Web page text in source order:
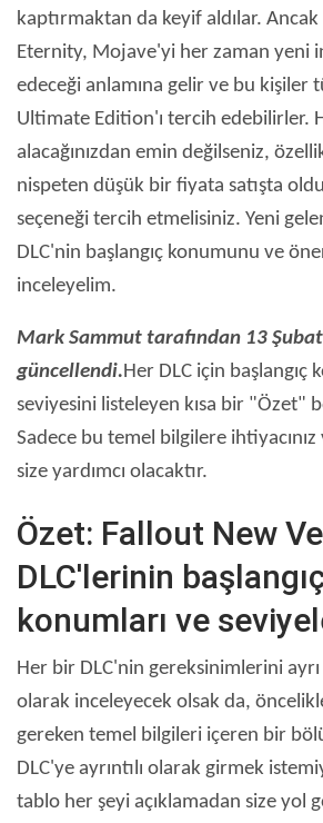
kaptırmaktan da keyif aldılar.
Eternity, Mojave'yi her zaman yeni
edeceği anlamına gelir ve bu kişiler
Ultimate Edition'ı tercih edebilirler.
alacağınızdan emin değilseniz,
nispeten düşük bir fiyata satışta
seçeneği tercih etmelisiniz. Yeni
DLC'nin başlangıç ​​konumunu ve
inceleyelim.
Mark Sammut tarafından 13
güncellendi.Her DLC için başlangıç
seviyesini listeleyen kısa bir "Özet"
Sadece bu temel bilgilere
size yardımcı olacaktır.
Özet: Fallout New
DLC'lerinin
konumları ve
Her bir DLC'nin gereksinimlerini ayrı
olarak inceleyecek olsak da,
gereken temel bilgileri içeren bir
DLC'ye ayrıntılı olarak girmek
tablo her şeyi açıklamadan size yol